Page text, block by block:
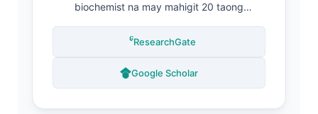
biochemist na may mahigit 20 taong
diagnostic testing. Mayroon siyang PhD sa
University at nakapag-ambag sa maraming
ResearchGate
Google Scholar